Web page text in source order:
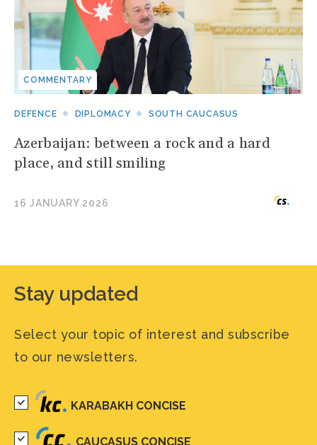
COMMENTARY
DEFENCE DIPLOMACY SOUTH CAUCASUS
Azerbaijan: between a rock and a hard
place, and still smiling
16 JANUARY 2026
Stay updated
Select your topic of interest and subscribe
to our newsletters.
KARABAKH CONCISE
CAUCASUS CONCISE